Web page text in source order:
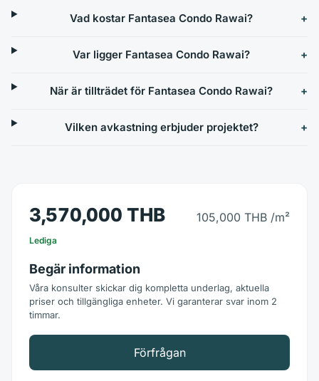
Vad kostar Fantasea Condo Rawai?
Var ligger Fantasea Condo Rawai?
När är tillträdet för Fantasea Condo Rawai?
Vilken avkastning erbjuder projektet?
3,570,000 THB 105,000 THB /m²
Lediga
Begär information
Våra konsulter skickar dig kompletta underlag, aktuella
priser och tillgängliga enheter. Vi garanterar svar inom 2
timmar.
Förfrågan